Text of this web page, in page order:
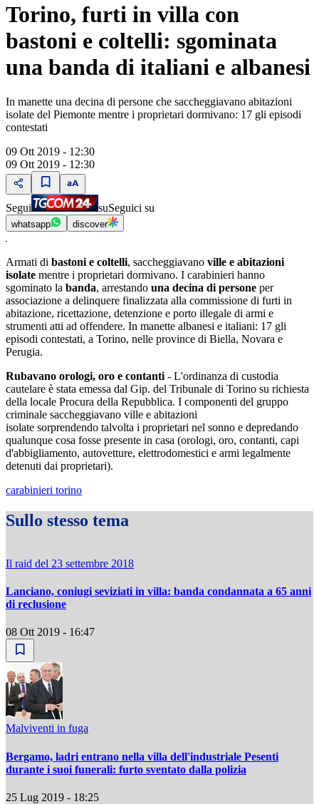
Torino, furti in villa con
bastoni e coltelli: sgominata
una banda di italiani e albanesi
In manette una decina di persone che saccheggiavano abitazioni
isolate del Piemonte mentre i proprietari dormivano: 17 gli episodi
contestati
09 Ott 2019 - 12:30
09 Ott 2019 - 12:30
Segui suSeguici su
whatsapp discover
Armati di bastoni e coltelli, saccheggiavano ville e abitazioni
isolate mentre i proprietari dormivano. I carabinieri hanno
sgominato la banda, arrestando una decina di persone per
associazione a delinquere finalizzata alla commissione di furti in
abitazione, ricettazione, detenzione e porto illegale di armi e
strumenti atti ad offendere. In manette albanesi e italiani: 17 gli
episodi contestati, a Torino, nelle province di Biella, Novara e
Perugia.
Rubavano orologi, oro e contanti - L'ordinanza di custodia
cautelare è stata emessa dal Gip. del Tribunale di Torino su richiesta
della locale Procura della Repubblica. I componenti del gruppo
criminale saccheggiavano ville e abitazioni
isolate sorprendendo talvolta i proprietari nel sonno e depredando
qualunque cosa fosse presente in casa (orologi, oro, contanti, capi
d'abbigliamento, autovetture, elettrodomestici e armi legalmente
detenuti dai proprietari).
carabinieri torino
Sullo stesso tema
Il raid del 23 settembre 2018
Lanciano, coniugi seviziati in villa: banda condannata a 65 anni
di reclusione
08 Ott 2019 - 16:47
Malviventi in fuga
Bergamo, ladri entrano nella villa dell'industriale Pesenti
durante i suoi funerali: furto sventato dalla polizia
25 Lug 2019 - 18:25